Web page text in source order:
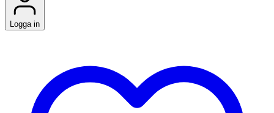
Logga in